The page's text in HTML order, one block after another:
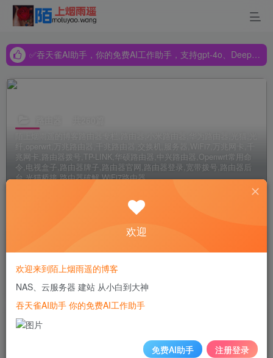
✅吞天雀AI助手，你的免费AI工作助手，支持gpt-4o、DeepSeek、Claude🔥🔥🔥🔥
✅吞天雀AI助手，你的免费AI工作助手，支持gpt-4o、DeepSeek、Claude🔥🔥🔥🔥
纤,operwrt,万兆路由器,千兆路由器,交换机,服务器,WiFi7,万兆网卡,千
兆网卡,路由器拨号,TP-LINK,华硕路由器,中兴路由器,Openwrt常用命
令,电视盒子,路由器牌子,路由器官网,路由器登录,宽带拨号,路由器后
台,光猫桥接,路由器破解,WiFi7路由器
评论
cisco1921路由器宽带拔号上网配置
# 路由
2年前
# 华为路由器 # 5g
欢迎
欢迎来到陌上烟雨遥的博客
NAS、云服务器 建站 从小白到大神
吞天雀AI助手 你的免费AI工作助手
免费AI助手 注册登录